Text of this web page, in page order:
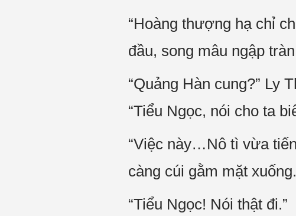
“Hoàng thượng hạ chỉ
đầu, song mâu ngập
“Quảng Hàn cung?” Ly
“Tiểu Ngọc, nói cho ta
“Việc này…Nô tì vừa
càng cúi gằm mặt xuống.
“Tiểu Ngọc! Nói thật đi.”